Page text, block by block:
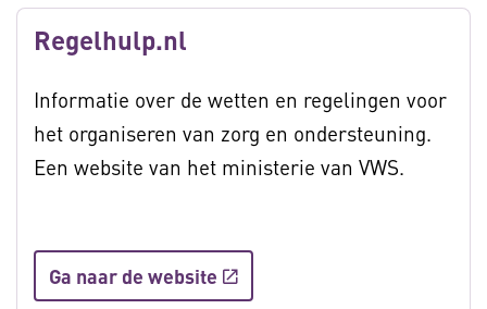
Regelhulp.nl
Informatie over de wetten en regelingen voor
het organiseren van zorg en ondersteuning.
Een website van het ministerie van VWS.
Ga naar de website